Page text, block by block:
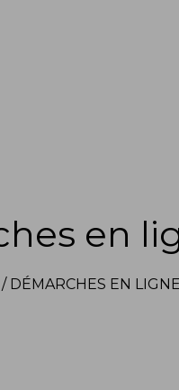
en
/ DÉMARCHES EN LIGNE